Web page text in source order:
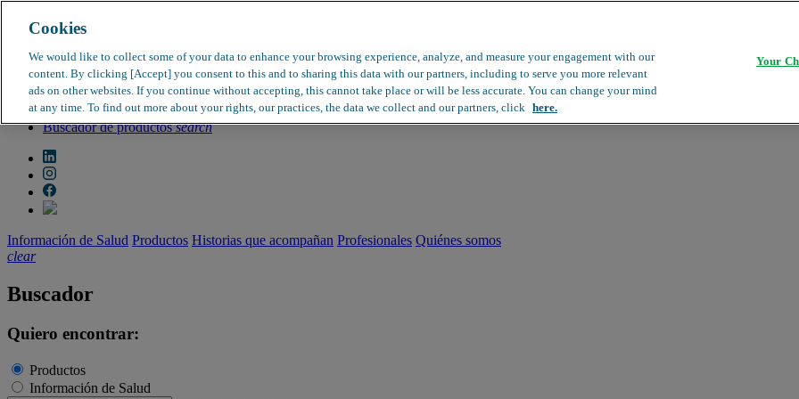
search clear
Dirección médica
Farmacovigilancia
Objeción de calidad
Buscador de productossearch
Información de Salud Productos Historias que acompañan Profesionales Quiénes somos
clear
Buscador
Quiero encontrar:
Productos
Información de Salud
Cookies
We would like to collect some of your data to enhance your browsing experience, analyze, and measure your engagement with our
content. By clicking [Accept] you consent to this and to sharing this data with our partners, including to serve you more relevant
ads on other websites. If you continue without accepting, this cannot take place or will be less accurate. You can change your mind
at any time. To find out more about your rights, our practices, the data we collect and our partners, click here.
Your